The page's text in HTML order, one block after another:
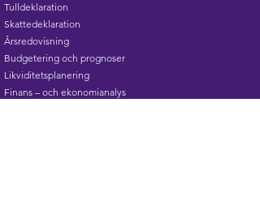
Tulldeklaration
Skattedeklaration
Årsredovisning
Budgetering och prognoser
Likviditetsplanering
Finans – och ekonomianalys